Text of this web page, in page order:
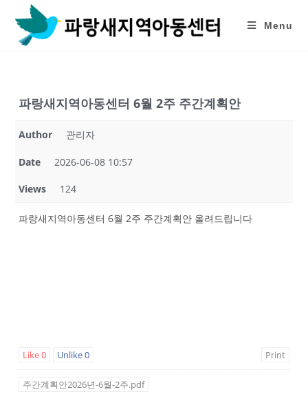
content
Menu
파랑새지역아동센터 6월 2주 주간계획안
Author 관리자
Date 2026-06-08 10:57
Views 124
파랑새지역아동센터 6월 2주 주간계획안 올려드립니다
Like0 Unlike0 Print
주간계획안2026년-6월-2주.pdf